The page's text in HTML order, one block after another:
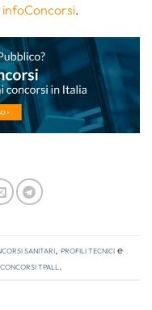
infoConcorsi.
Sanitari, Profili tecnicie
concorsi tpall .